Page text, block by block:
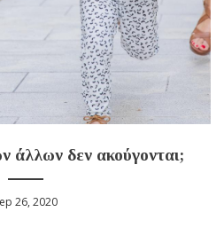
άλλων δεν ακούγονται;
26, 2020